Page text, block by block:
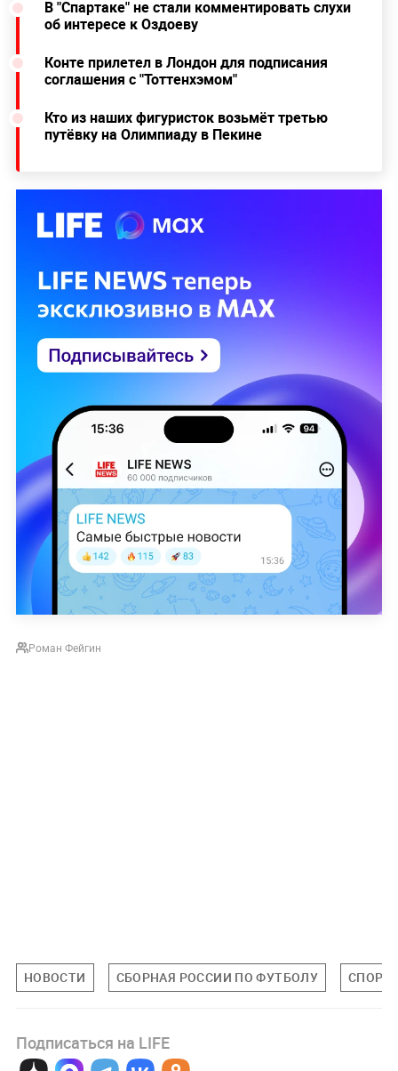
В "Спартаке" не стали комментировать слухи
об интересе к Оздоеву
Конте прилетел в Лондон для подписания
соглашения с "Тоттенхэмом"
Кто из наших фигуристок возьмёт третью
путёвку на Олимпиаду в Пекине
Роман Фейгин
НОВОСТИ СБОРНАЯ РОССИИ ПО ФУТБОЛУ СПОРТ
Подписаться на LIFE